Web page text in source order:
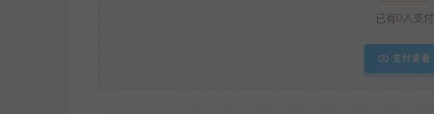
已有0 人支付
支付查看